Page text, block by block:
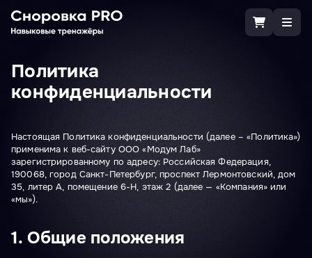
Политика
конфиденциальности
Настоящая Политика конфиденциальности (далее – «Политика»)
применима к веб-сайту ООО «Модум Лаб»
зарегистрированному по адресу: Российская Федерация,
190068, город Санкт-Петербург, проспект Лермонтовский, дом
35, литер А, помещение 6-Н, этаж 2 (далее — «Компания» или
«мы»).
1. Общие положения